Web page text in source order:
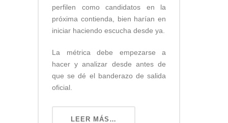
perfilen como candidatos en la
próxima contienda, bien harían en
iniciar haciendo escucha desde ya.
La métrica debe empezarse a
hacer y analizar desde antes de
que se dé el banderazo de salida
oficial.
LEER MÁS…